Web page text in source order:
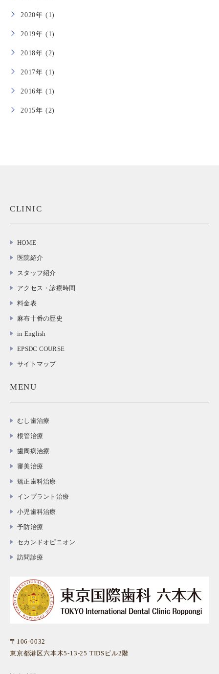
2020年 (1)
2019年 (1)
2018年 (2)
2017年 (1)
2016年 (1)
2015年 (2)
CLINIC
HOME
医院紹介
スタッフ紹介
アクセス・診療時間
料金表
麻布十番の歴史
in English
EPSDC COURSE
サイトマップ
MENU
むし歯治療
根管治療
歯周病治療
審美治療
矯正歯科治療
インプラント治療
小児歯科治療
予防治療
セカンドオピニオン
訪問診療
〒106-0032
東京都港区六本木5-13-25 TIDSビル2階